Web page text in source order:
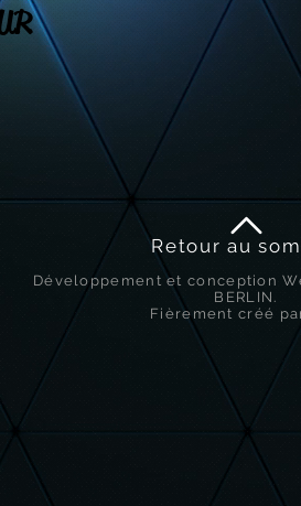
Retour au
Développement et conception
BERLIN.
Fièrement créé